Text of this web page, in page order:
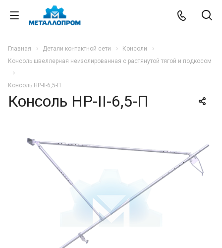
Главная Детали контактной сети
Консоли
Консоль швеллерная неизолированная с растянутой тягой и подкосом
Консоль НР-II-6,5-П
Консоль НР-II-6,5-П